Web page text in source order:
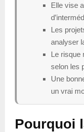
Elle vise
Les
analyser
Le risque
selon les
Une
un vrai
Pourquoi